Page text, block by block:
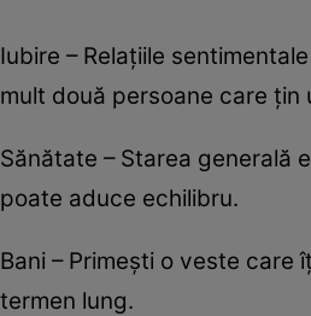
Iubire – Relațiile
mult două persoane care țin
Sănătate – Starea generală
poate aduce echilibru.
Bani – Primești o veste
termen lung.